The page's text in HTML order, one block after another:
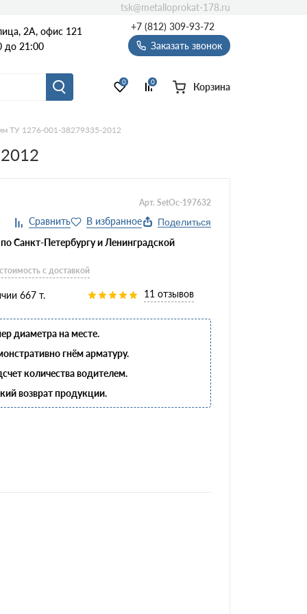
2А, офис 121
до 21:00
+7 (812) 309-93-72
Заказать звонок
0 0 Корзина
tsk@metalloprokat-178.ru
ТУ 1276-001-38279335-2012
Арт. SetOc-197632
Поделиться
Санкт-Петербургу и Ленинградской
с доставкой
667 т. 11 отзывов
диаметра на месте.
гнём арматуру.
количества водителем.
возврат продукции.